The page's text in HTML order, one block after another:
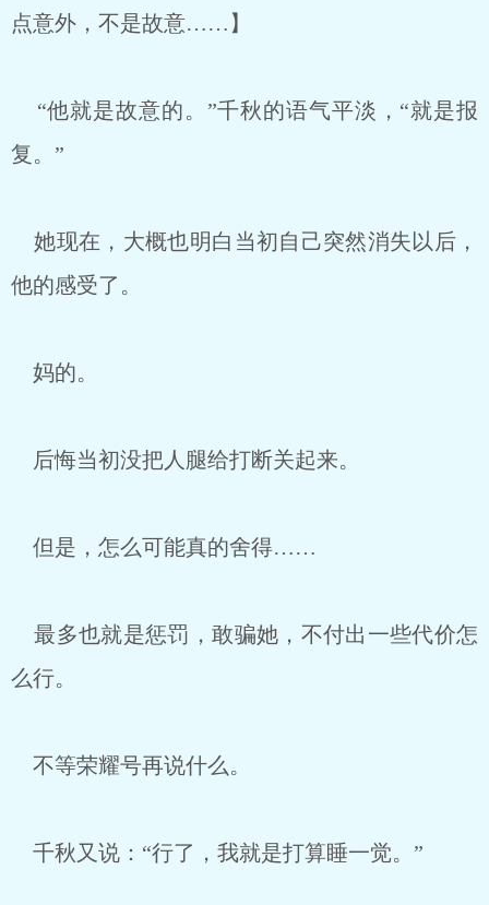
点意外，不是故意……】
“他就是故意的。”千秋的语气平淡，“就是报
复。”
她现在，大概也明白当初自己突然消失以后，
他的感受了。
妈的。
后悔当初没把人腿给打断关起来。
但是，怎么可能真的舍得……
最多也就是惩罚，敢骗她，不付出一些代价怎
么行。
不等荣耀号再说什么。
千秋又说：“行了，我就是打算睡一觉。”